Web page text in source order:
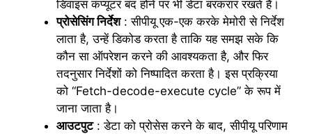
डिवाइस कंप्यूटर बंद होने पर भी डेटा बरकरार रखते हैं।
प्रोसेसिंग निर्देश: सीपीयू एक-एक करके मेमोरी से निर्देश
लाता है, उन्हें डिकोड करता है ताकि यह समझ सके कि
कौन सा ऑपरेशन करने की आवश्यकता है, और फिर
तदनुसार निर्देशों को निष्पादित करता है। इस प्रक्रिया
को “Fetch-decode-execute cycle” के रूप में
जाना जाता है।
आउटपुट: डेटा को प्रोसेस करने के बाद, सीपीयू परिणाम